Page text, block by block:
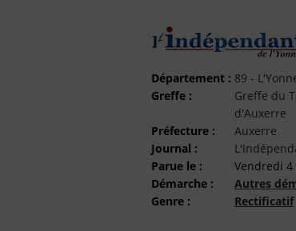
Département : 89 -
Greffe :
Greffe du
d'Auxerre
Préfecture :
Auxerre
Journal :
Parue le :
Vendredi 4
Démarche :
Autres
Genre :
Rectificatif